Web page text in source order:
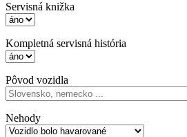
Servisná knižka
Kompletná servisná história
Pôvod vozidla
Nehody